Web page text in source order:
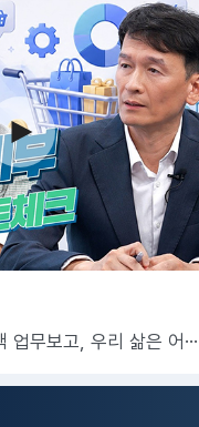
2026 하반기 경제정책 업무보고, 우리 삶은 어떻게 달라질까요?